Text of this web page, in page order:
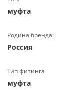
муфта
Родина бренда:
Россия
Тип фитинга
муфта